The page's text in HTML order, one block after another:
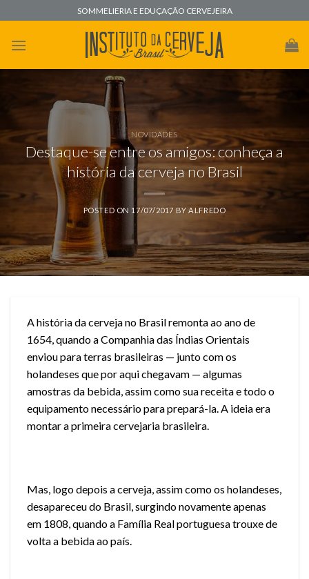
to
content
SOMMELIERIA E EDUÇAÇÃO CERVEJEIRA
NOVIDADES
Destaque-se entre os amigos: conheça a
história da cerveja no Brasil
POSTED ON 17/07/2017 BYALFREDO
A história da cerveja no Brasil remonta ao ano de
1654, quando a Companhia das Índias Orientais
enviou para terras brasileiras — junto com os
holandeses que por aqui chegavam — algumas
amostras da bebida, assim como sua receita e todo o
equipamento necessário para prepará-la. A ideia era
montar a primeira cervejaria brasileira.
Mas, logo depois a cerveja, assim como os holandeses,
desapareceu do Brasil, surgindo novamente apenas
em 1808, quando a Família Real portuguesa trouxe de
volta a bebida ao país.